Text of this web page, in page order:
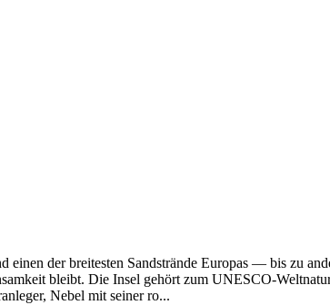
der breitesten Sandstrände Europas — bis zu
bleibt. Die Insel gehört zum UNESCO-
Nebel mit seiner ro...